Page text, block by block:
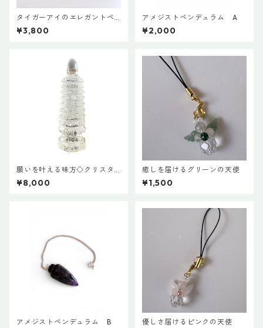
タイガーアイのエレガントペ
ンデュラム
¥3,800
アメジストペンデュラム A
¥2,000
願いを叶える味方◇クリスタ
ル文晶塔
¥8,000
癒しを届けるグリーンの天使
¥1,500
アメジストペンデュラム B 優しさ届けるピンクの天使